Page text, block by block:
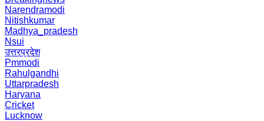
Narendramodi
Nitishkumar
Madhya_pradesh
Nsui
उत्तरप्रदेश
Pmmodi
Rahulgandhi
Uttarpradesh
Haryana
Cricket
Lucknow